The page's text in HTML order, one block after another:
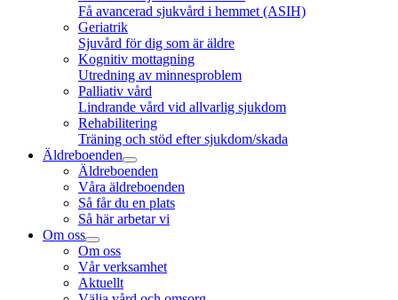
Få avancerad sjukvård i hemmet (ASIH)
Geriatrik
Sjuvård för dig som är äldre
Kognitiv mottagning
Utredning av minnesproblem
Palliativ vård
Lindrande vård vid allvarlig sjukdom
Rehabilitering
Träning och stöd efter sjukdom/skada
Äldreboenden
Äldreboenden
Våra äldreboenden
Så får du en plats
Så här arbetar vi
Om oss
Om oss
Vår verksamhet
Aktuellt